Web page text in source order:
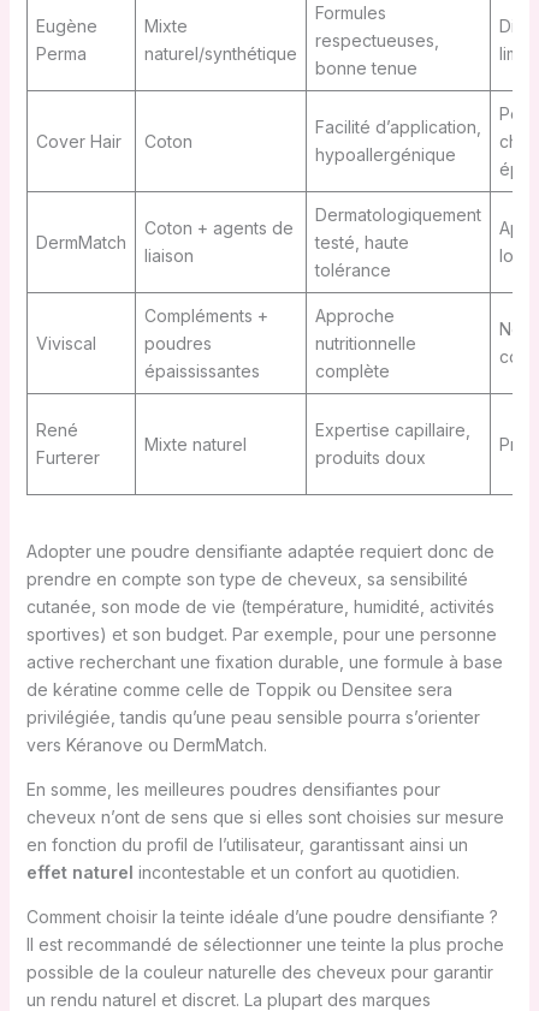
Eugène
Perma
Mixte
naturel/synthétique
Formules
respectueuses,
bonne tenue
Cover Hair Coton
Facilité d’application,
hypoallergénique
Peu
DermMatch
Coton + agents de
liaison
Dermatologiquement
testé, haute
tolérance
Viviscal
Compléments +
poudres
épaississantes
Approche
nutritionnelle
complète
René
Furterer
Mixte naturel
Expertise capillaire,
produits doux
Prix
Adopter une poudre densifiante adaptée requiert donc de
prendre en compte son type de cheveux, sa sensibilité
cutanée, son mode de vie (température, humidité, activités
sportives) et son budget. Par exemple, pour une personne
active recherchant une fixation durable, une formule à base
de kératine comme celle de Toppik ou Densitee sera
privilégiée, tandis qu’une peau sensible pourra s’orienter
vers Kéranove ou DermMatch.
En somme, les meilleures poudres densifiantes pour
cheveux n’ont de sens que si elles sont choisies sur mesure
en fonction du profil de l’utilisateur, garantissant ainsi un
effet naturel incontestable et un confort au quotidien.
Comment choisir la teinte idéale d’une poudre densifiante ?
Il est recommandé de sélectionner une teinte la plus proche
possible de la couleur naturelle des cheveux pour garantir
un rendu naturel et discret. La plupart des marques